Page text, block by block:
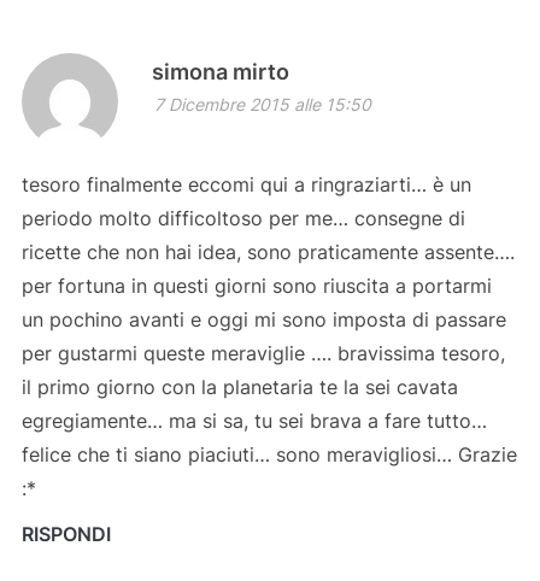
simona mirto
7 Dicembre 2015 alle 15:50
tesoro finalmente eccomi qui a ringraziarti… è un
periodo molto difficoltoso per me… consegne di
ricette che non hai idea, sono praticamente assente….
per fortuna in questi giorni sono riuscita a portarmi
un pochino avanti e oggi mi sono imposta di passare
per gustarmi queste meraviglie …. bravissima tesoro,
il primo giorno con la planetaria te la sei cavata
egregiamente… ma si sa, tu sei brava a fare tutto…
felice che ti siano piaciuti… sono meravigliosi… Grazie
:*
RISPONDI